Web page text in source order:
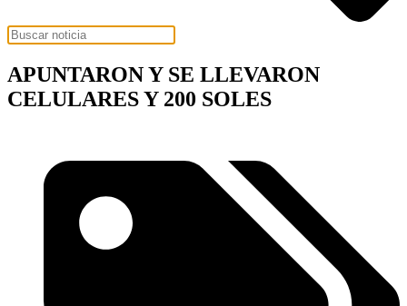
APUNTARON Y SE LLEVARON
CELULARES Y 200 SOLES